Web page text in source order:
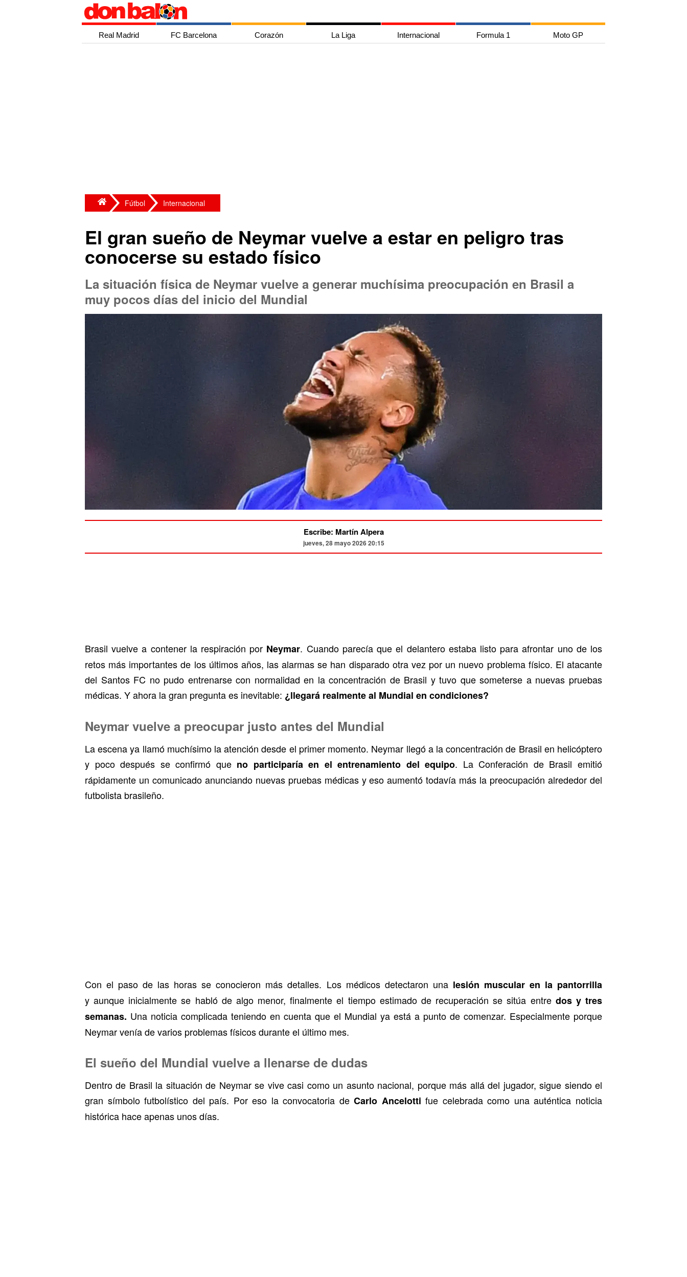
Real Madrid FC Barcelona Corazón La Liga Internacional Formula 1 Moto GP
Fútbol Internacional
El gran sueño de Neymar vuelve a estar en peligro tras
conocerse su estado físico
La situación física de Neymar vuelve a generar muchísima preocupación en Brasil a
muy pocos días del inicio del Mundial
Escribe: Martín Alpera
jueves, 28 mayo 2026 20:15
Brasil vuelve a contener la respiración por Neymar. Cuando parecía que el delantero estaba listo para afrontar uno de los
retos más importantes de los últimos años, las alarmas se han disparado otra vez por un nuevo problema físico. El atacante
del Santos FC no pudo entrenarse con normalidad en la concentración de Brasil y tuvo que someterse a nuevas pruebas
médicas. Y ahora la gran pregunta es inevitable: ¿llegará realmente al Mundial en condiciones?
Neymar vuelve a preocupar justo antes del Mundial
La escena ya llamó muchísimo la atención desde el primer momento. Neymar llegó a la concentración de Brasil en helicóptero
y poco después se confirmó que no participaría en el entrenamiento del equipo. La Conferación de Brasil emitió
rápidamente un comunicado anunciando nuevas pruebas médicas y eso aumentó todavía más la preocupación alrededor del
futbolista brasileño.
Con el paso de las horas se conocieron más detalles. Los médicos detectaron una lesión muscular en la pantorrilla
y aunque inicialmente se habló de algo menor, finalmente el tiempo estimado de recuperación se sitúa entre dos y tres
semanas. Una noticia complicada teniendo en cuenta que el Mundial ya está a punto de comenzar. Especialmente porque
Neymar venía de varios problemas físicos durante el último mes.
El sueño del Mundial vuelve a llenarse de dudas
Dentro de Brasil la situación de Neymar se vive casi como un asunto nacional, porque más allá del jugador, sigue siendo el
gran símbolo futbolístico del país. Por eso la convocatoria deCarlo Ancelotti fue celebrada como una auténtica noticia
histórica hace apenas unos días.